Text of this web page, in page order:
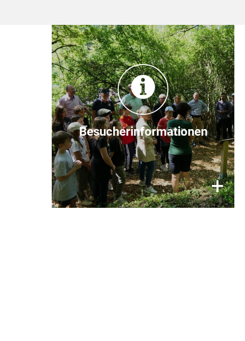
Besucherinformationen
+
Besuchen Sie TIERART
Tiger, Waschbär & Co. freuen sich
auf Ihren Besuch!
Jeden Samstag, Sonntag und an
Feiertagen können Sie die TIERART
Wildtierstation im Rahmen einer
Führung besichtigen (vorherige
Buchung eines Tickets
erforderlich!).
Informationen finden Sie
hier.
×